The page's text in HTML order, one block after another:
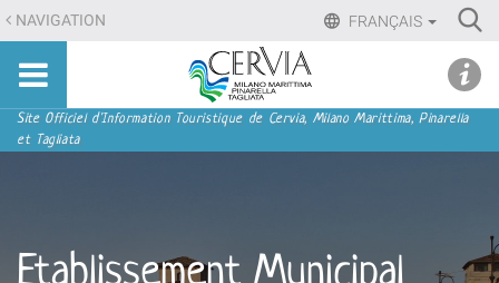
Aller
au
contenu.
Aller
à
FRANÇAIS
NAVIGATION
Sito
turistico
ufficiale
Tagliata
Navigation
Site Officiel d'Information Touristique de Cervia, Milano Marittima, Pinarella
et Tagliata
menu